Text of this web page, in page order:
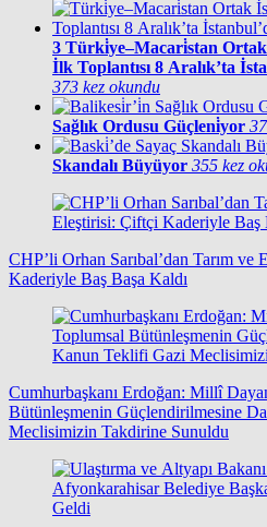
3 Türki̇ye–Macari̇stan Ortak
İlk Toplantısı 8 Aralık’ta
373 kez okundu
Sağlık Ordusu Güçleni̇yor
Skandalı Büyüyor 355 kez
CHP’li Orhan Sarıbal’dan Tarım
Kaderiyle Baş Başa Kaldı
Cumhurbaşkanı Erdoğan: Millî
Bütünleşmenin Güçlendirilmesine
Meclisimizin Takdirine Sunuldu